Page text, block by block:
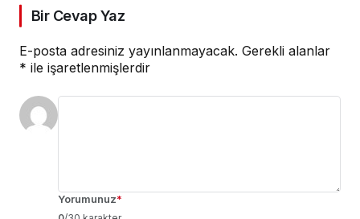
Bir Cevap Yaz
E-posta adresiniz yayınlanmayacak. Gerekli alanlar
* ile işaretlenmişlerdir
Yorumunuz*